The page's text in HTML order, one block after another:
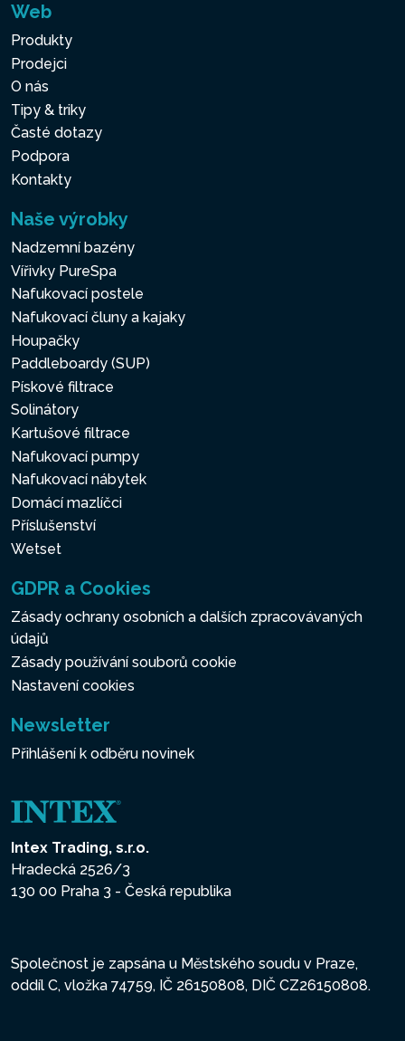
Web
Produkty
Prodejci
O nás
Tipy & triky
Časté dotazy
Podpora
Kontakty
Naše výrobky
Nadzemní bazény
Vířivky PureSpa
Nafukovací postele
Nafukovací čluny a kajaky
Houpačky
Paddleboardy (SUP)
Pískové filtrace
Solinátory
Kartušové filtrace
Nafukovací pumpy
Nafukovací nábytek
Domácí mazlíčci
Příslušenství
Wetset
GDPR a Cookies
Zásady ochrany osobních a dalších zpracovávaných
údajů
Zásady používání souborů cookie
Nastavení cookies
Newsletter
Přihlášení k odběru novinek
Intex Trading, s.r.o.
Hradecká 2526/3
130 00 Praha 3 - Česká republika
Společnost je zapsána u Městského soudu v Praze,
oddíl C, vložka 74759, IČ 26150808, DIČ CZ26150808.